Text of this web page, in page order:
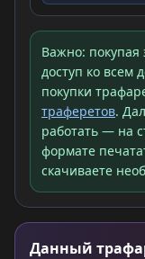
Важно: покупая
доступ ко всем
покупки
траферетов.
работать — на
формате
скачиваете
Данный